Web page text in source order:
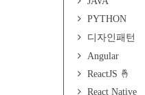
PYTHON
디자인패턴
Angular
ReactJS 🤞
React Native